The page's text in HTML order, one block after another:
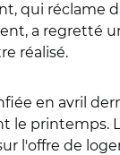
qui réclame
a regretté
réalisé.
en avril
le printemps.
l'offre de